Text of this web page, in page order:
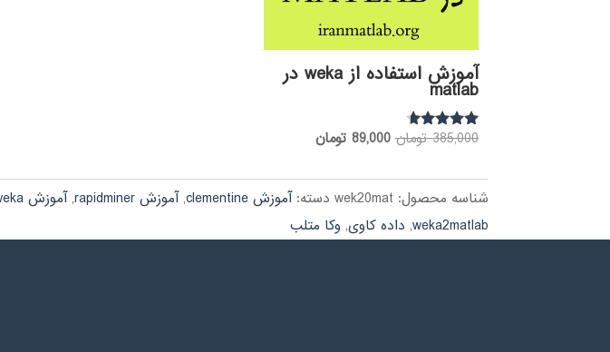
آموزش استفاده از weka در
matlab
نمره
385,000 تومان قیمت
385,000 تومان
بود.
89,000 تومان
89,000 تومان.
شناسه محصول: wek20mat دسته:آموزش clementine ,آموزش rapidminer ,آموزش weka
weka2matlab
, داده کاوی, وكا متلب